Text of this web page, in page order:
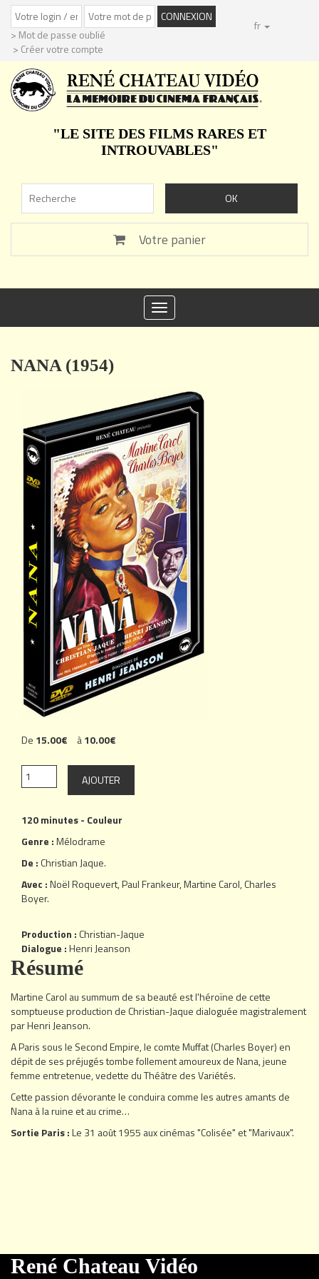
> Mot de passe oublié
> Créer votre compte
fr
"LE SITE DES FILMS RARES ET
INTROUVABLES"
Votre panier
Toggle
navigation
NANA (1954)
De 15.00€ à10.00€
120 minutes - Couleur
Genre :Mélodrame
De : Christian Jaque.
Avec :Noël Roquevert,Paul Frankeur,Martine Carol,Charles
Boyer.
Production : Christian-Jaque
Dialogue :Henri Jeanson
Résumé
Martine Carol au summum de sa beauté est l'héroïne de cette
somptueuse production de Christian-Jaque dialoguée magistralement
par Henri Jeanson.
A Paris sous le Second Empire, le comte Muffat (Charles Boyer) en
dépit de ses préjugés tombe follement amoureux de Nana, jeune
femme entretenue, vedette du Théâtre des Variétés.
Cette passion dévorante le conduira comme les autres amants de
Nana à la ruine et au crime…
Sortie Paris :Le 31 août 1955 aux cinémas "Colisée" et "Marivaux".
René Chateau Vidéo